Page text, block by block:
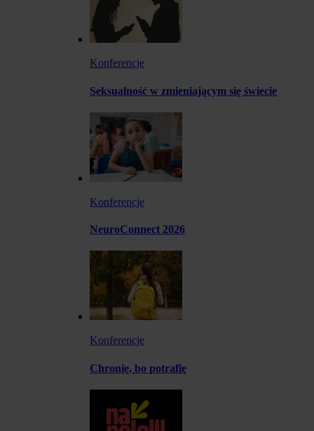
Konferencje
Seksualność w zmieniającym się świecie
Konferencje
NeuroConnect 2026
Konferencje
Chronię, bo potrafię